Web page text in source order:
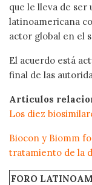
que le lleva de
latinoamericana
actor global en el
El acuerdo está
final de las
Articulos
Los diez
Biocon y Biomm
tratamiento de la
FORO